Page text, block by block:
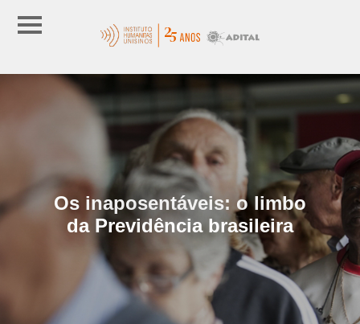
Os inaposentáveis: o limbo
da Previdência brasileira